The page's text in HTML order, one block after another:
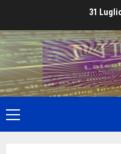
content
31
Primary
Menu